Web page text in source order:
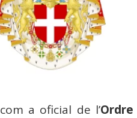
com a oficial de l’